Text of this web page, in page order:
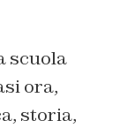
scuola
ora,
storia,